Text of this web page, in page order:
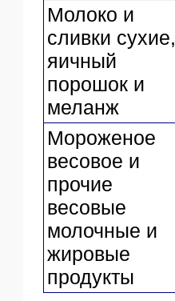
Молоко и
сливки сухие,
яичный
порошок и
меланж
Мороженое
весовое и
прочие
весовые
молочные и
жировые
продукты